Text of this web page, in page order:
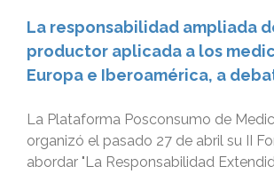
La responsabilidad ampliada
productor aplicada a los
Europa e Iberoamérica, a
La Plataforma Posconsumo de
organizó el pasado 27 de abril su II
abordar "La Responsabilidad